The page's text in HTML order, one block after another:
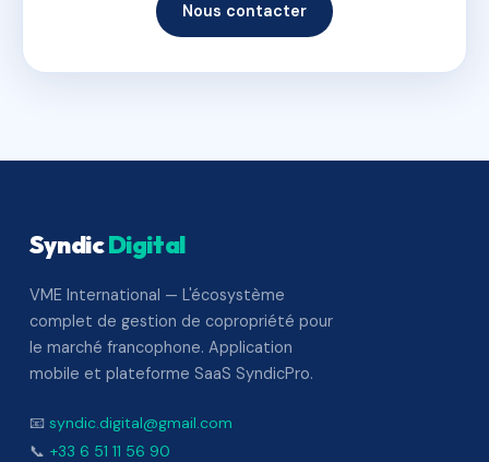
Nous contacter
SyndicDigital
VME International — L'écosystème
complet de gestion de copropriété pour
le marché francophone. Application
mobile et plateforme SaaS SyndicPro.
📧 syndic.digital@gmail.com
📞 +33 6 51 11 56 90